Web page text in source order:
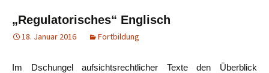
„Regulatorisches“ Englisch
18. Januar 2016 Fortbildung
Im Dschungel aufsichtsrechtlicher Texte den Überblick